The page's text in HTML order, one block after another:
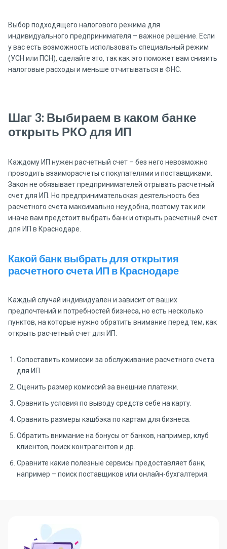
Выбор подходящего налогового режима для
индивидуального предпринимателя – важное решение. Если
у вас есть возможность использовать специальный режим
(УСН или ПСН), сделайте это, так как это поможет вам снизить
налоговые расходы и меньше отчитываться в ФНС.
Шаг 3: Выбираем в каком банке
открыть РКО для ИП
Каждому ИП нужен расчетный счет – без него невозможно
проводить взаиморасчеты с покупателями и поставщиками.
Закон не обязывает предпринимателей отрывать расчетный
счет для ИП. Но предпринимательская деятельность без
расчетного счета максимально неудобна, поэтому так или
иначе вам предстоит выбрать банк и открыть расчетный счет
для ИП в Краснодаре.
Какой банк выбрать для открытия
расчетного счета ИП в Краснодаре
Каждый случай индивидуален и зависит от ваших
предпочтений и потребностей бизнеса, но есть несколько
пунктов, на которые нужно обратить внимание перед тем, как
открыть расчетный счет для ИП:
Сопоставить комиссии за обслуживание расчетного счета
для ИП.
Оценить размер комиссий за внешние платежи.
Сравнить условия по выводу средств себе на карту.
Сравнить размеры кэшбэка по картам для бизнеса.
Обратить внимание на бонусы от банков, например, клуб
клиентов, поиск контрагентов и др.
Сравните какие полезные сервисы предоставляет банк,
например – поиск поставщиков или онлайн-бухгалтерия.